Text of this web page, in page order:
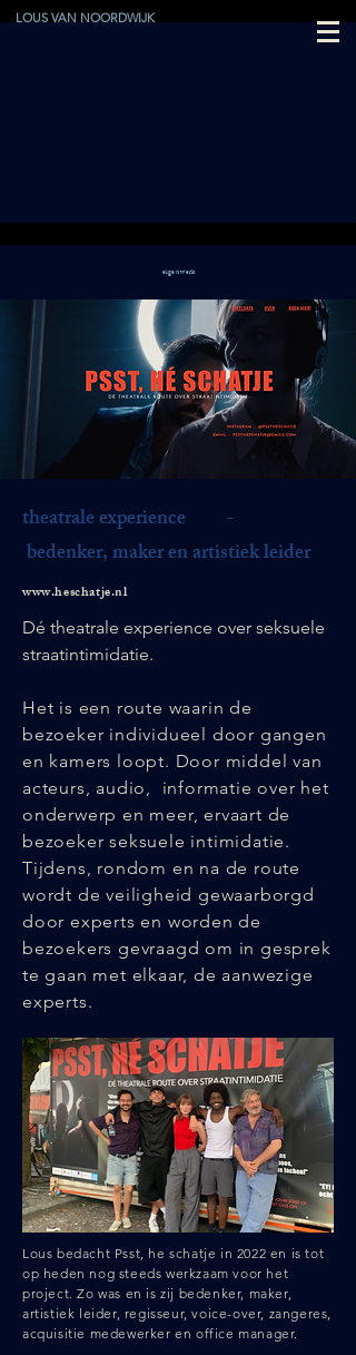
LOUS VAN NOORDWIJK
eigen werk
theatrale experience -
bedenker, maker en artistiek leider
www.heschatje.nl
Dé theatrale experience over seksuele
straatintimidatie.
Het is een route waarin de
bezoeker individueel door gangen
en kamers loopt. Door middel van
acteurs, audio, informatie over het
onderwerp en meer, ervaart de
bezoeker seksuele intimidatie.
Tijdens, rondom en na de route
wordt de veiligheid gewaarborgd
door experts en worden de
bezoekers gevraagd om in gesprek
te gaan met elkaar, de aanwezige
experts.
Lous bedacht Psst, he schatje in 2022 en is tot
op heden nog steeds werkzaam voor het
project. Zo was en is zij bedenker, maker,
artistiek leider, regisseur, voice-over, zangeres,
acquisitie medewerker en office manager.